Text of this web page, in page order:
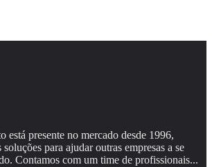
está presente no mercado desde 1996,
para ajudar outras empresas a se
Contamos com um time de profissionais...